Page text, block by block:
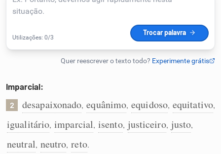
Detector de IA
Humanizador de IA
Cata-letras
Conexões
Caça-palavras
Imparcial:
2 desapaixonado, equânimo, equidoso, equitativo,
igualitário, imparcial, isento, justiceiro, justo,
neutral, neutro, reto.